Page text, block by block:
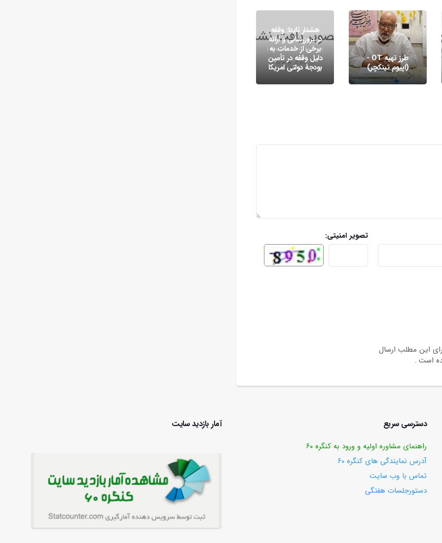
طرز تهیه OT -
(اپیوم تینکچر)
هشدار نایدا: وقفه
در بروزرسانی و ارائه
برخی از خدمات به
دلیل وقفه در تأمین
بودجۀ دولتی امریکا
تصویر امنیتی:
این مطلب ارسال
است .
دسترسی سریع
راهنمای مشاوره اولیه و ورود به کنگره ۶۰
آدرس نمایندگی های کنگره ۶۰
تماس با وب ‌سایت
دستورجلسات هفتگی
آمار بازدید سایت